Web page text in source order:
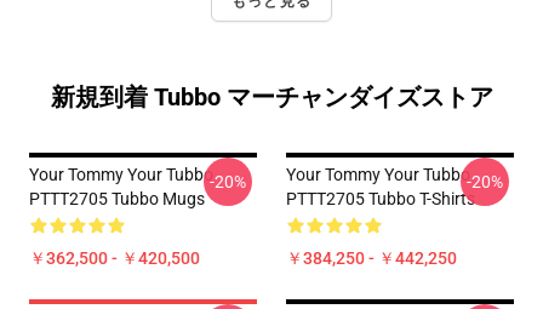
新規到着 Tubbo マーチャンダイズストア
Your Tommy Your Tubbo
PTTT2705 Tubbo Mugs
￥362,500 - ￥420,500
-20%
Your Tommy Your Tubbo
PTTT2705 Tubbo T-Shirts
￥384,250 - ￥442,250
-20%